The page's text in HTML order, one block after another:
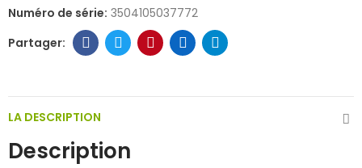
Numéro de série: 3504105037772
LA DESCRIPTION
Description